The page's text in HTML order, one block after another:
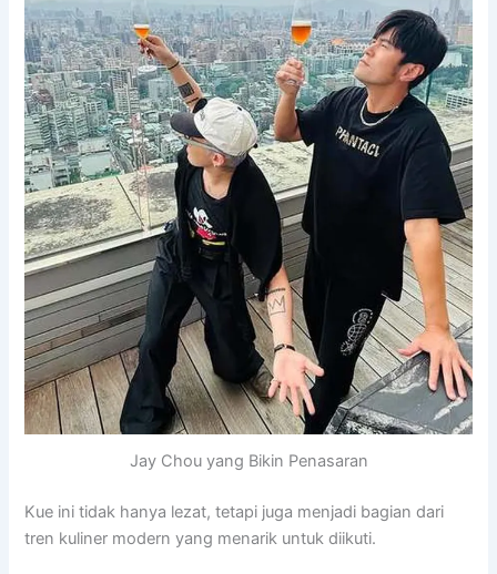
Jay Chou yang Bikin Penasaran
Kue ini tidak hanya lezat, tetapi juga menjadi bagian dari
tren kuliner modern yang menarik untuk diikuti.